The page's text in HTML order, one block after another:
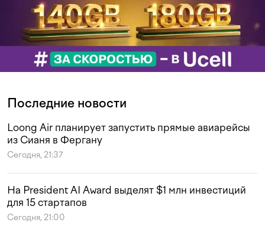
Последние новости
Loong Air планирует запустить прямые авиарейсы
из Сианя в Фергану
Сегодня, 21:37
На President AI Award выделят $1 млн инвестиций
для 15 стартапов
Сегодня, 21:00